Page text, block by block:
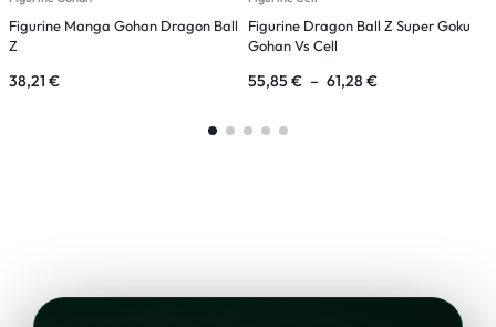
Figurine Manga Gohan Dragon Ball
Z
38,21 €
Figurine Dragon Ball Z Super Goku
Gohan Vs Cell
55,85 € – 61,28€